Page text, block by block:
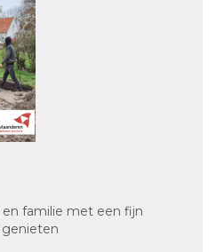
familie met een fijn
genieten